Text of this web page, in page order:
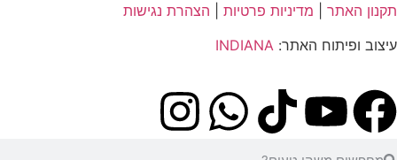
תקנון האתר
מדיניות פרטיות
הצהרת נגישות
עיצוב ופיתוח האתר: INDIANA